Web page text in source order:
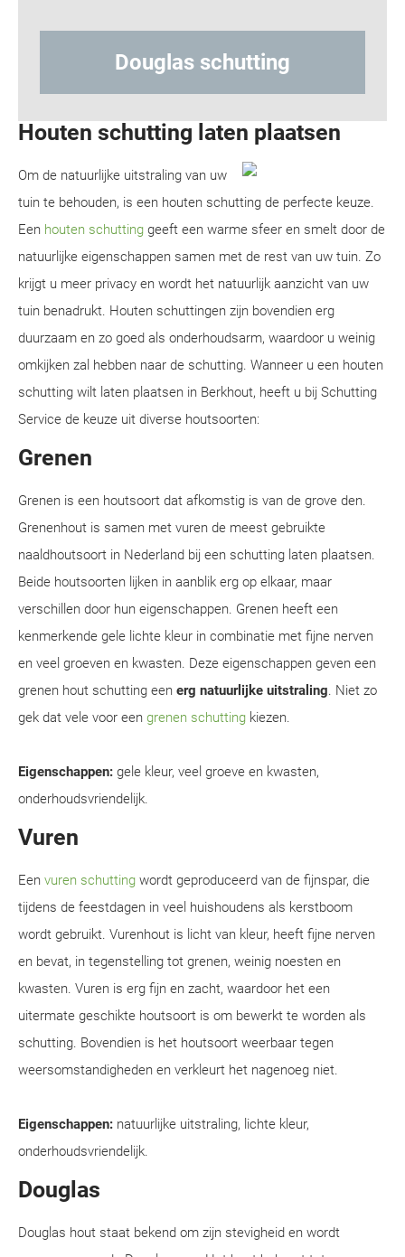
Hout-
Houten schutting laten plaatsen
Om de natuurlijke uitstraling van uw
tuin te behouden, is een houten schutting de perfecte keuze.
Een houten schutting geeft een warme sfeer en smelt door de
natuurlijke eigenschappen samen met de rest van uw tuin. Zo
krijgt u meer privacy en wordt het natuurlijk aanzicht van uw
tuin benadrukt. Houten schuttingen zijn bovendien erg
duurzaam en zo goed als onderhoudsarm, waardoor u weinig
omkijken zal hebben naar de schutting. Wanneer u een houten
schutting wilt laten plaatsen in Berkhout, heeft u bij Schutting
Service de keuze uit diverse houtsoorten:
Grenen
Grenen is een houtsoort dat afkomstig is van de grove den.
Grenenhout is samen met vuren de meest gebruikte
naaldhoutsoort in Nederland bij een schutting laten plaatsen.
Beide houtsoorten lijken in aanblik erg op elkaar, maar
verschillen door hun eigenschappen. Grenen heeft een
kenmerkende gele lichte kleur in combinatie met fijne nerven
en veel groeven en kwasten. Deze eigenschappen geven een
grenen hout schutting een erg natuurlijke uitstraling. Niet zo
gek dat vele voor een grenen schutting kiezen.
Eigenschappen: gele kleur, veel groeve en kwasten,
onderhoudsvriendelijk.
Vuren
Een vuren schutting wordt geproduceerd van de fijnspar, die
tijdens de feestdagen in veel huishoudens als kerstboom
wordt gebruikt. Vurenhout is licht van kleur, heeft fijne nerven
en bevat, in tegenstelling tot grenen, weinig noesten en
kwasten. Vuren is erg fijn en zacht, waardoor het een
uitermate geschikte houtsoort is om bewerkt te worden als
schutting. Bovendien is het houtsoort weerbaar tegen
weersomstandigheden en verkleurt het nagenoeg niet.
Eigenschappen: natuurlijke uitstraling, lichte kleur,
onderhoudsvriendelijk.
Douglas
Douglas hout staat bekend om zijn stevigheid en wordt